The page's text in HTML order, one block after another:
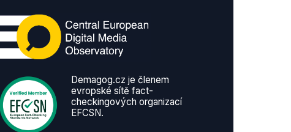
Demagog.cz je členem
evropské sítě fact-
checkingových organizací
EFCSN.